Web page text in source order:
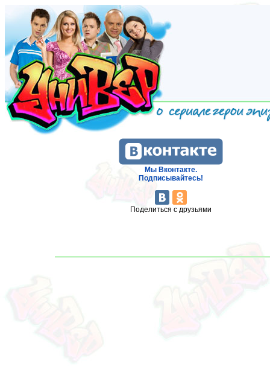
Мы Вконтакте.
Подписывайтесь!
Поделиться с друзьями